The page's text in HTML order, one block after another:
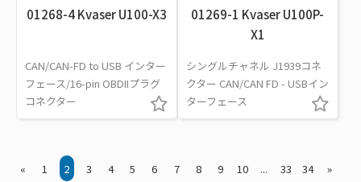
01268-4 Kvaser U100-X3
CAN/CAN-FD to USB インター
フェース/16-pin OBDIIプラグ
コネクター
01269-1 Kvaser U100P-
X1
シングルチャネル J1939コネ
クター CAN/CAN FD - USBイン
ターフェース
« 1 2 3 4 5 6 7 8 9 10 ... 33 34 »